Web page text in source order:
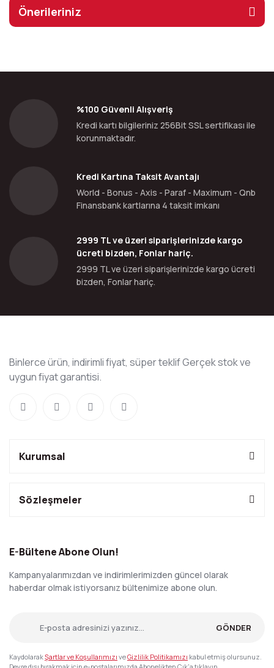
Önerileriniz
%100 Güvenli Alışveriş
Kredi kartı bilgileriniz 256Bit SSL sertifikası ile
korunmaktadır.
Kredi Kartına Taksit Avantajı
World - Bonus - Axis - Paraf - Maximum - Qnb
Finansbank kartlarına 4 taksit imkanı
2999 TL ve üzeri siparişlerinizde kargo
ücreti bizden, Fonlar hariç.
2999 TL ve üzeri siparişlerinizde kargo ücreti
bizden, Fonlar hariç.
Binlerce ürün, indirimli fiyat, süper teklif Gerçek stok ve
uygun fiyat garantisi.
Kurumsal
Sözleşmeler
E-Bültene Abone Olun!
Kampanyalarımızdan ve indirimlerimizden güncel olarak
haberdar olmak istiyorsanız bültenimize abone olun.
GÖNDER
KaydolarakŞartlar ve Koşullarımızı veGizlilik Politikamızı kabul etmiş olursunuz.